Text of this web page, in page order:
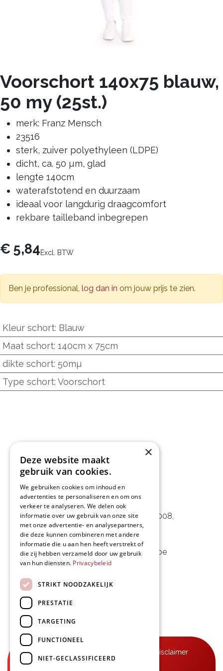
Voorschort 140x75 blauw,
50 my (25st.)
merk: Franz Mensch
23516
sterk, zuiver polyethyleen (LDPE)
dicht, ca. 50 µm, glad
lengte 140cm
waterafstotend en duurzaam
ideaal voor langdurig draagcomfort
rekbare tailleband inbegrepen
€ 5,84Excl. BTW
Ben je professional, log dan in om jouw prijs te zien.
Kleur schort: Blauw
Maat schort: 140cm x 75cm
dikte schort: 50mµ
Type schort: Voorschort
L&D Foodpartner BV
Noorwegenstraat 29D, Haven 8008,
9940 Evergem, BE
09 253 49 57- mail@delmo.be
BE 0768.656.308
Volg ons
Disclaimer
×
Deze website maakt
gebruik van cookies.
We gebruiken cookies om inhoud en
advertenties te personaliseren en om ons
verkeer te analyseren. We delen ook
informatie over uw gebruik van onze site
met onze advertentie- en analysepartners,
die deze kunnen combineren met andere
informatie die u aan hen heeft verstrekt of
die zij hebben verzameld door uw gebruik
van hun diensten. Privacybeleid
STRIKT NOODZAKELIJK
PRESTATIE
TARGETING
FUNCTIONEEL
NIET-GECLASSIFICEERD